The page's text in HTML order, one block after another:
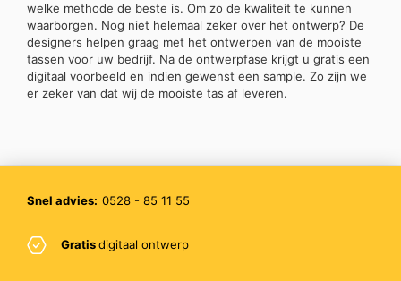
welke methode de beste is. Om zo de kwaliteit te kunnen
waarborgen. Nog niet helemaal zeker over het ontwerp? De
designers helpen graag met het ontwerpen van de mooiste
tassen voor uw bedrijf. Na de ontwerpfase krijgt u gratis een
digitaal voorbeeld en indien gewenst een sample. Zo zijn we
er zeker van dat wij de mooiste tas af leveren.
Snel advies: 0528 - 85 11 55
Gratisdigitaal ontwerp